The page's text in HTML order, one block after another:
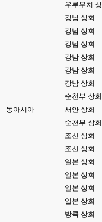
동아시아
우루무치 상
강남 상회
강남 상회
강남 상회
강남 상회
강남 상회
강남 상회
순천부 상회
서안 상회
순천부 상회
조선 상회
조선 상회
일본 상회
일본 상회
일본 상회
일본 상회
방콕 상회
어짜피 접속자도 없어서,......
전 혼자라 ..
위에 접속자가 1로 한명만